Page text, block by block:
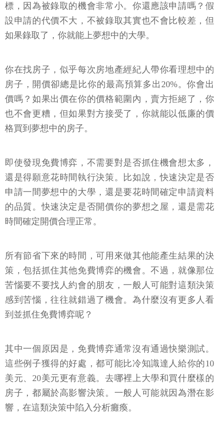
標，因為被錄取的機會非常小。你還應該申請嗎？假
設申請的代價不大，不被錄取其實也不會比較差，但
如果錄取了，你就能上夢想中的大學。
你在找房子，似乎每次房地產經紀人帶你看理想中的
房子，開價卻總是比你的最高預算多出20%。你會出
價嗎？如果出價在你的價格範圍內，賣方拒絕了，你
也不會更糟，但如果對方接受了，你就能以低廉的價
格買到夢想中的房子。
即使發現免費博弈，不需要對是否抓住機會想太多，
還是得願意花時間執行決策。比如說，快速決定是否
申請一間夢想中的大學，還是要花時間確定申請資料
的品質。快速決定是否開價你的夢想之屋，還是需花
時間確定開價合理正常。
所有節省下來的時間，可用來做其他能產生結果的決
策，包括抓住其他免費博弈的機會。不過，就像那位
苦惱要不要找人約會的朋友，一般人可能對這類決策
感到苦惱，往往就錯過了機會。為什麼沒有更多人看
到並抓住免費博弈呢？
其中一個原因是，免費博弈通常沒有通過快樂測試。
這些例子獲得的好處，都可能比冷知識達人給你的10
美元、20美元更有意義。去哪裡上大學和買什麼樣的
房子，都屬於高影響決策。一般人可能就因為潛在影
響，在這類決策中陷入分析癱瘓。